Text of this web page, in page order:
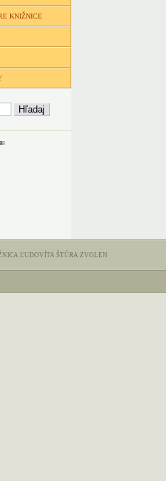
KNIŽNICE
ĽUDOVÍTA ŠTÚRA ZVOLEN